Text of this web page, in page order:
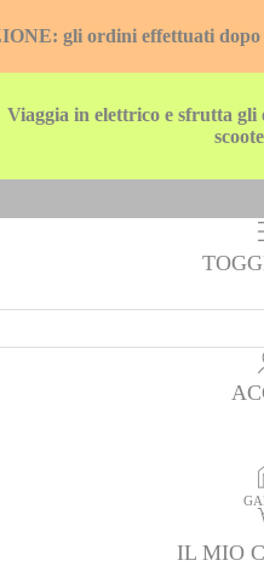
gli ordini effettuati dopo
Viaggia in elettrico e sfrutta gli
IL MIO